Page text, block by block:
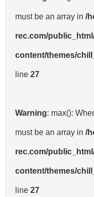
must be an array in /
rec.com/
content/themes/
line 27
Warning: max():
must be an array in /
rec.com/
content/themes/
line 27